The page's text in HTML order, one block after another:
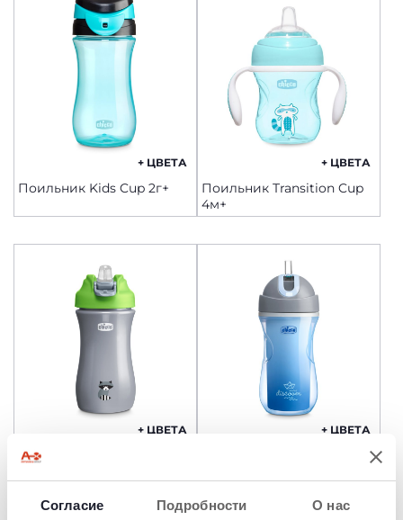
Согласие Подробности О нас
+ ЦВЕТА
Поильник Kids Cup 2г+
+ ЦВЕТА
Поильник Transition Cup
4м+
+ ЦВЕТА
Поильник Pop Up Cup 2г+
+ ЦВЕТА